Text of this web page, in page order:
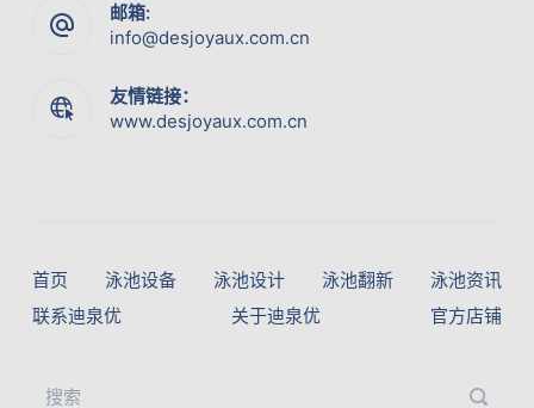
邮箱:
info@desjoyaux.com.cn
友情链接：
www.desjoyaux.com.cn
首页 泳池设备 泳池设计 泳池翻新
泳池资讯
联系迪泉优
关于迪泉优 官方店铺